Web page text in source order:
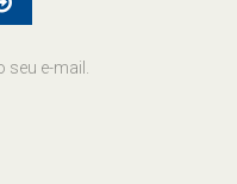
seu e-mail.